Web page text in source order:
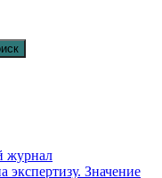
журнал
экспертизу. Значение